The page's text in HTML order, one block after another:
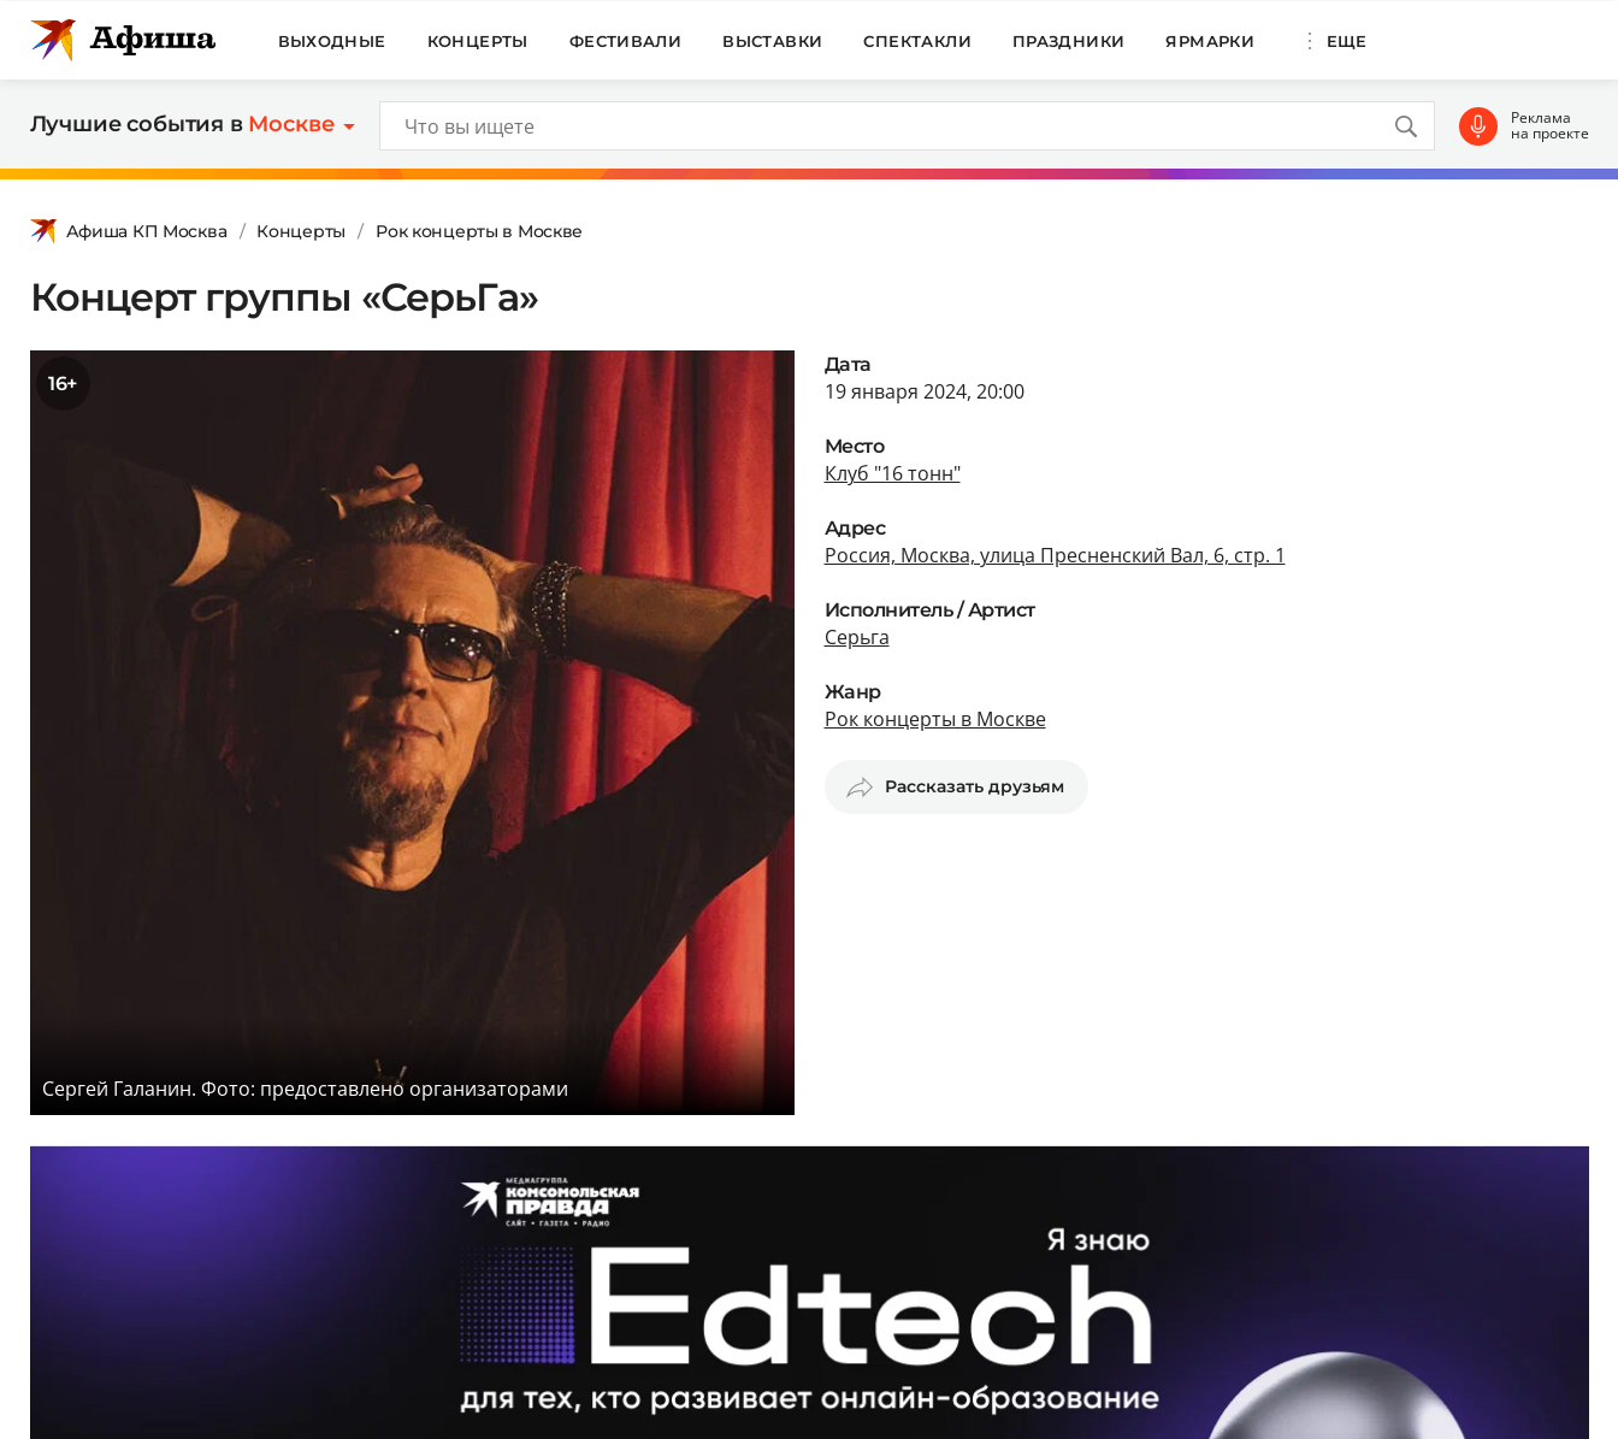
ВЫХОДНЫЕ КОНЦЕРТЫ ФЕСТИВАЛИ ВЫСТАВКИ СПЕКТАКЛИ ПРАЗДНИКИ ЯРМАРКИ ЕЩЕ
Лучшие события в Москве Реклама
на проекте
Афиша КП Москва Концерты Рок концерты в Москве
Концерт группы «СерьГа»
16+
Сергей Галанин. Фото: предоставлено организаторами
Дата
19 января 2024, 20:00
Место
Клуб "16 тонн"
Адрес
Россия, Москва, улица Пресненский Вал, 6, стр. 1
Исполнитель / Артист
Серьга
Жанр
Рок концерты в Москве
Рассказать друзьям